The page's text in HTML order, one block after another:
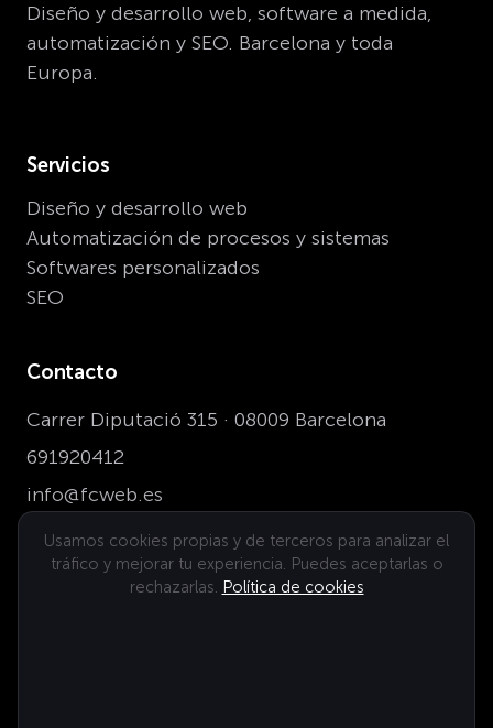
Diseño y desarrollo web, software a medida,
automatización y SEO. Barcelona y toda
Europa.
Servicios
Diseño y desarrollo web
Automatización de procesos y sistemas
Softwares personalizados
SEO
Contacto
Carrer Diputació 315 · 08009 Barcelona
691920412
info@fcweb.es
Dónde estamos
Usamos cookies propias y de terceros para analizar el
tráfico y mejorar tu experiencia. Puedes aceptarlas o
rechazarlas. Política de cookies